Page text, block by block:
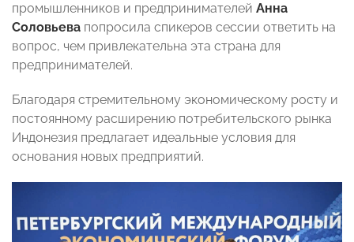
промышленников и предпринимателей Анна
Соловьева попросила спикеров сессии ответить на
вопрос, чем привлекательна эта страна для
предпринимателей.
Благодаря стремительному экономическому росту и
постоянному расширению потребительского рынка
Индонезия предлагает идеальные условия для
основания новых предприятий.